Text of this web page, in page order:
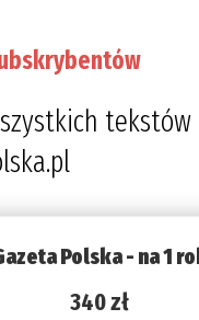
tekstów
Polska - na 1
340 zł